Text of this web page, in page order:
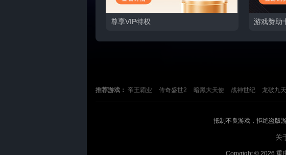
尊享VIP特权 游戏赞助
推荐游戏： 帝王霸业 传奇盛世2 暗黑大天使 战神世纪 龙破九天
抵制不良游戏，拒绝盗版
关
Copyright © 2026 重